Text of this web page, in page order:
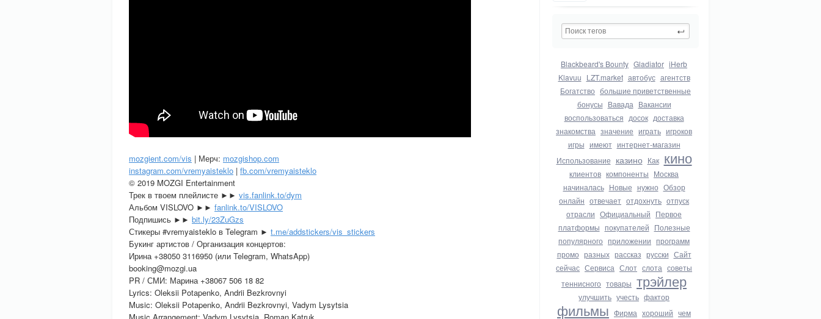
Blackbeard's Bounty Gladiator iHerb
Klavuu LZT.market автобус агентств
Богатство большие приветственные
бонусы Вавада Вакансии
воспользоваться досок доставка
знакомства значение играть игроков
игры имеют интернет-магазин
Использование казино Как кино
клиентов компоненты Москва
начиналась Новые нужно Обзор
онлайн отвечает отдохнуть отпуск
отрасли Официальный Первое
платформы покупателей Полезные
популярного приложении программ
промо разных рассказ русски Сайт
сейчас Сервиса Слот слота советы
теннисного товары трэйлер
улучшить учесть фактор
фильмы Фирма хороший чем
mozgient.com/vis | Мерч: mozgishop.com
instagram.com/vremyaisteklo | fb.com/vremyaisteklo
© 2019 MOZGI Entertainment
Трек в твоем плейлисте ►► vis.fanlink.to/dym
Альбом VISLOVO ►► fanlink.to/VISLOVO
Подпишись ►► bit.ly/23ZuGzs
Стикеры #vremyaisteklo в Telegram ► t.me/addstickers/vis_stickers
Букинг артистов / Организация концертов:
Ирина +38050 3116950 (или Telegram, WhatsApp)
booking@mozgi.ua
PR / СМИ: Марина +38067 506 18 82
Lyrics: Oleksii Potapenko, Andrii Bezkrovnyi
Music: Oleksii Potapenko, Andrii Bezkrovnyi, Vadym Lysytsia